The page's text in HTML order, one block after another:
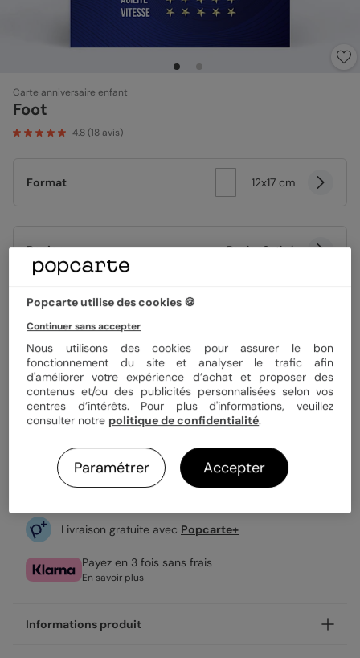
Carte anniversaire enfant
Foot
4.8(18 avis)
Format 12x17 cm
Papier Papier Satiné
Quantité
3,49 €
Enveloppe blanche offerte
Fabrication française
Expédition rapide en 24h
Personnaliser
Livraison gratuite avec Popcarte+
Payez en 3 fois sans frais
En savoir plus
Informations produit
Popcarte utilise des cookies 🍪
Continuer sans accepter
Nous utilisons des cookies pour assurer le bon
fonctionnement du site et analyser le trafic afin
d'améliorer votre expérience d’achat et proposer des
contenus et/ou des publicités personnalisées selon vos
centres d’intérêts. Pour plus d'informations, veuillez
consulter notre politique de confidentialité.
Paramétrer Accepter